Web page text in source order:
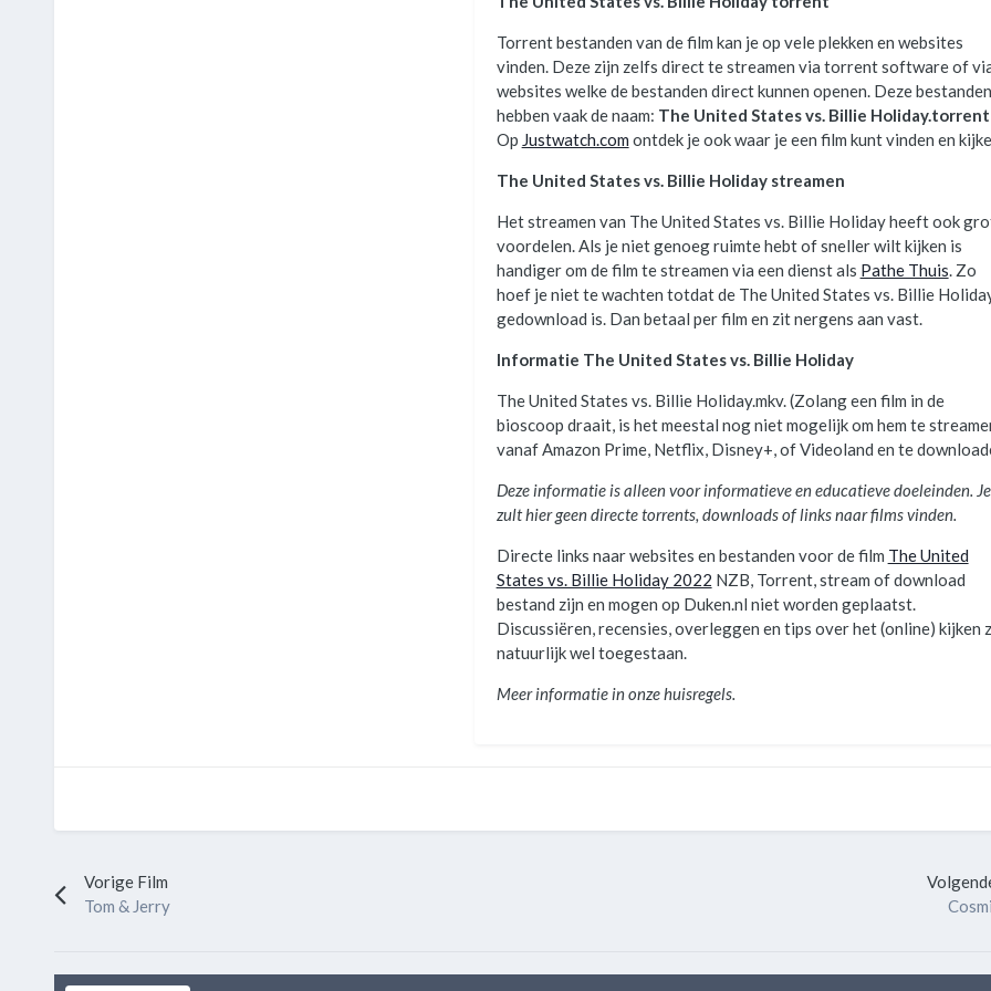
Torrent bestanden van de film kan je op vele plekken en websites
vinden. Deze zijn zelfs direct te streamen via torrent software of
websites welke de bestanden direct kunnen openen. Deze bestanden
hebben vaak de naam: The United States vs. Billie Holiday.torrent
Op Justwatch.com ontdek je ook waar je een film kunt vinden en
The United States vs. Billie Holiday streamen
Het streamen van The United States vs. Billie Holiday heeft ook
voordelen. Als je niet genoeg ruimte hebt of sneller wilt kijken is
handiger om de film te streamen via een dienst als Pathe Thuis . Zo
hoef je niet te wachten totdat de The United States vs. Billie
gedownload is. Dan betaal per film en zit nergens aan vast.
Informatie The United States vs. Billie Holiday
The United States vs. Billie Holiday.mkv. (Zolang een film in de
bioscoop draait, is het meestal nog niet mogelijk om hem te
vanaf Amazon Prime, Netflix, Disney+, of Videoland en te
Deze informatie is alleen voor informatieve en educatieve doeleinden. Je
zult hier geen directe torrents, downloads of links naar films vinden.
Directe links naar websites en bestanden voor de film The United
States vs. Billie Holiday 2022 NZB, Torrent, stream of download
bestand zijn en mogen op Duken.nl niet worden geplaatst.
Discussiëren, recensies, overleggen en tips over het (online) kijken
natuurlijk wel toegestaan.
Meer informatie in onze huisregels.
Vorige Film
Tom & Jerry